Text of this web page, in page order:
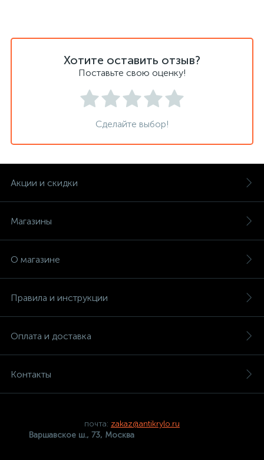
Хотите оставить отзыв?
Поставьте свою оценку!
Сделайте выбор!
Акции и скидки
Магазины
О магазине
Правила и инструкции
Оплата и доставка
Контакты
почта: zakaz@antikrylo.ru
Варшавское ш., 73, Москва